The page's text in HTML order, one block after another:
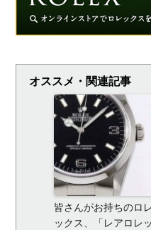
オススメ・関連記事
皆さんがお持ちのロ
ックス、「レアロレッ